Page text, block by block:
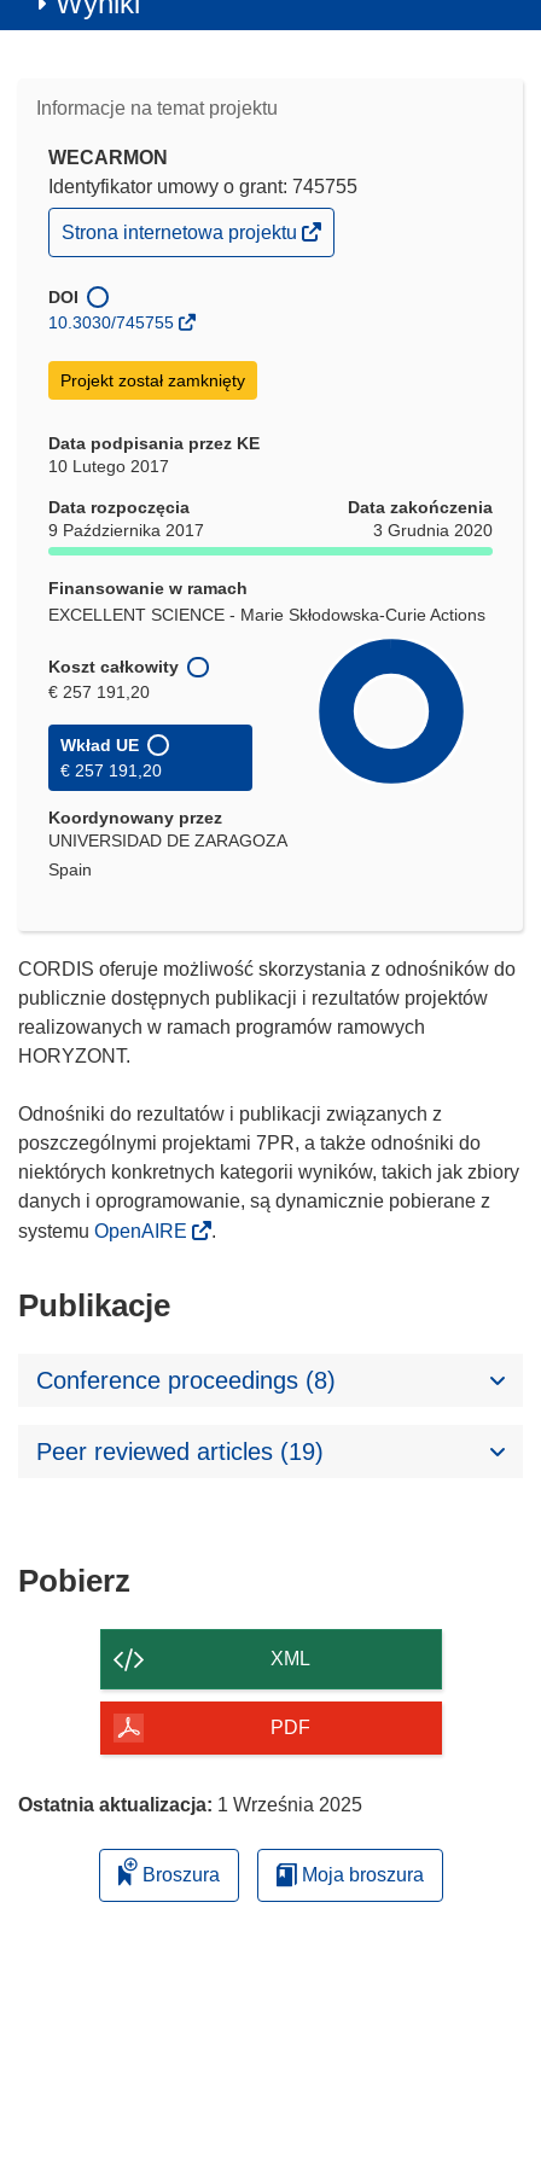
Informacje na temat projektu
WECARMON
Identyfikator umowy o grant: 745755
(odnośnik
otworzy
w
nowym
Strona internetowa projektu
DOI
10.3030/745755
Projekt został zamknięty
Data podpisania przez KE
10 Lutego 2017
Data rozpoczęcia
9 Października 2017
Data zakończenia
3 Grudnia 2020
Finansowanie w ramach
EXCELLENT SCIENCE - Marie Skłodowska-Curie Actions
Koszt całkowity
€ 257 191,20
Wkład UE
€ 257 191,20
Koordynowany przez
UNIVERSIDAD DE ZARAGOZA
Spain
CORDIS oferuje możliwość skorzystania z odnośników do
publicznie dostępnych publikacji i rezultatów projektów
realizowanych w ramach programów ramowych
HORYZONT.
Odnośniki do rezultatów i publikacji związanych z
poszczególnymi projektami 7PR, a także odnośniki do
niektórych konkretnych kategorii wyników, takich jak zbiory
danych i oprogramowanie, są dynamicznie pobierane z
systemu OpenAIRE .
Publikacje
Conference proceedings (8)
Peer reviewed articles (19)
Pobierz
strony
XML
PDF
Ostatnia aktualizacja: 1 Września 2025
Broszura Moja broszura